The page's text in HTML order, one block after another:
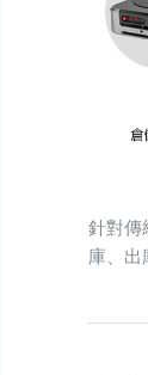
針對傳
庫、出